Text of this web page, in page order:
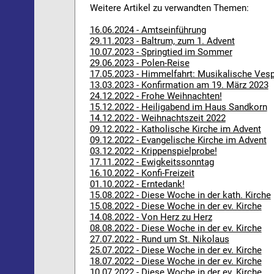
Weitere Artikel zu verwandten Themen:
16.06.2024 - Amtseinführung
29.11.2023 - Baltrum, zum 1. Advent
10.07.2023 - Springtied im Sommer
29.06.2023 - Polen-Reise
17.05.2023 - Himmelfahrt: Musikalische
13.03.2023 - Konfirmation am 19. März 2023
24.12.2022 - Frohe Weihnachten!
15.12.2022 - Heiligabend im Haus Sandkorn
14.12.2022 - Weihnachtszeit 2022
09.12.2022 - Katholische Kirche im Advent
09.12.2022 - Evangelische Kirche im Advent
03.12.2022 - Krippenspielprobe!
17.11.2022 - Ewigkeitssonntag
16.10.2022 - Konfi-Freizeit
01.10.2022 - Erntedank!
15.08.2022 - Diese Woche in der kath. Kirche
15.08.2022 - Diese Woche in der ev. Kirche
14.08.2022 - Von Herz zu Herz
08.08.2022 - Diese Woche in der ev. Kirche
27.07.2022 - Rund um St. Nikolaus
25.07.2022 - Diese Woche in der ev. Kirche
18.07.2022 - Diese Woche in der ev. Kirche